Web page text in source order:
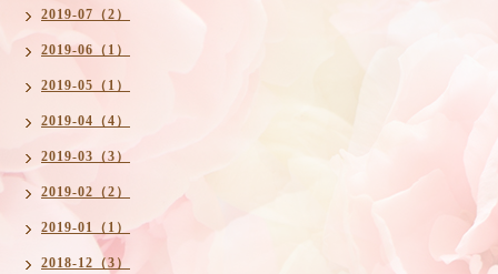
2019-07（2）
2019-06（1）
2019-05（1）
2019-04（4）
2019-03（3）
2019-02（2）
2019-01（1）
2018-12（3）